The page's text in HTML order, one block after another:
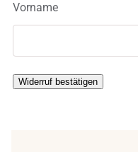
Vorname
Widerruf bestätigen